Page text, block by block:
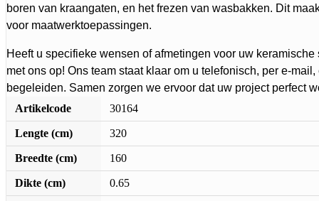
boren van kraangaten, en het frezen van wasbakken. Dit
voor maatwerktoepassingen.
Heeft u specifieke wensen of afmetingen voor uw
met ons op! Ons team staat klaar om u telefonisch, per e-
begeleiden. Samen zorgen we ervoor dat uw project perfect
Artikelcode
30164
Lengte (cm) 320
Breedte (cm) 160
Dikte (cm) 0.65